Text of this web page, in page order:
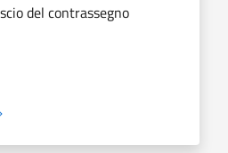
del contrassegno